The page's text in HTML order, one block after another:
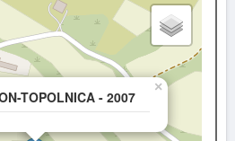
TOPOLNICA - 2007
×